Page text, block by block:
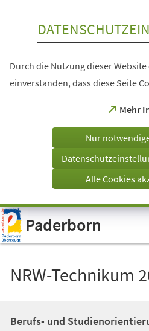
Visuelle
Assistenzsoftware
öffnen.
Durch die Nutzung dieser
einverstanden, dass diese Seite
Mehr
(Öffnet
einem
Tab)
Nur
Alle Cookies
Paderborn
NRW-Technikum
Berufs- und